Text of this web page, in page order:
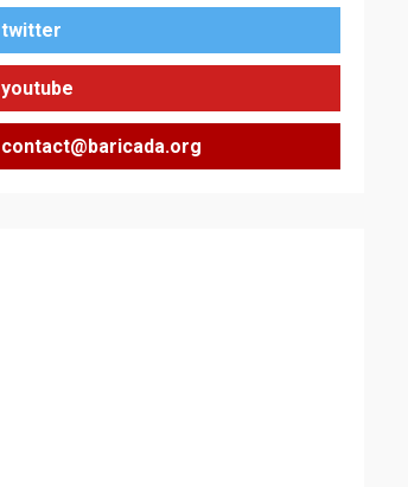
twitter
youtube
contact@baricada.org